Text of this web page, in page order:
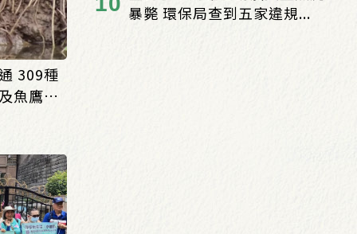
309種
魚鷹回
暴斃 環保局查到五家違規...